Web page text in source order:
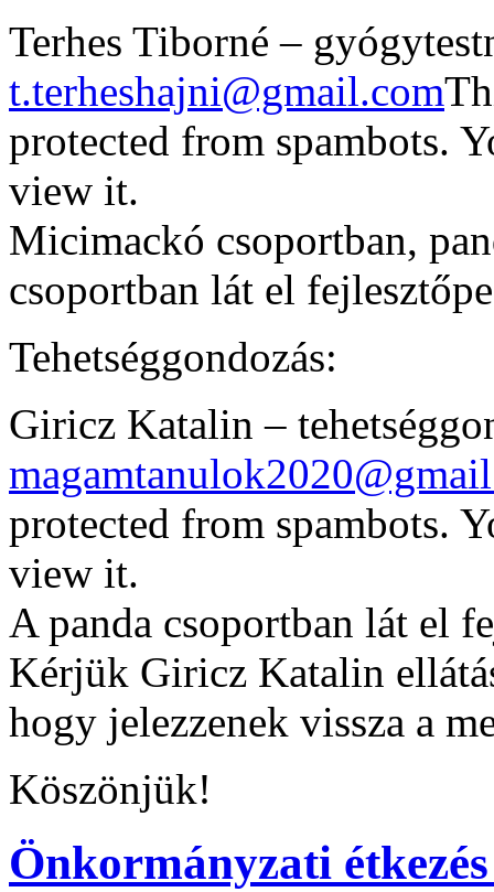
Terhes Tiborné –
t.terheshajni@gmail.com
protected from spambots.
view it.
Micimackó csoportban,
csoportban lát el
Tehetséggondozás:
Giricz Katalin –
protected from spambots.
view it.
A panda csoportban lát el
Kérjük Giricz Katalin
hogy jelezzenek vissza a
Köszönjük!
Önkormányzati étkezés